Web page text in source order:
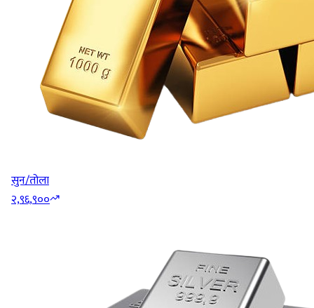
सुन/तोला
२,९६,९००